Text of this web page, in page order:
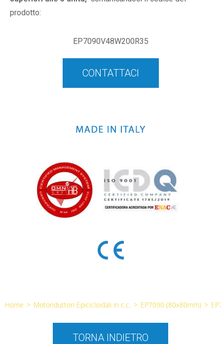
prodotto:
EP7090V48W200R35
CONTATTACI
Home > Motoriduttori Epicicloidali in c.c. > EP7090 (80x80mm) >
TORNA INDIETRO